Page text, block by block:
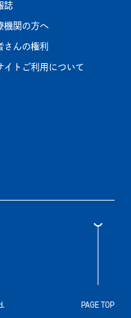
誌
機関の方へ
さんの権利
イトご利用について
PAGE TOP